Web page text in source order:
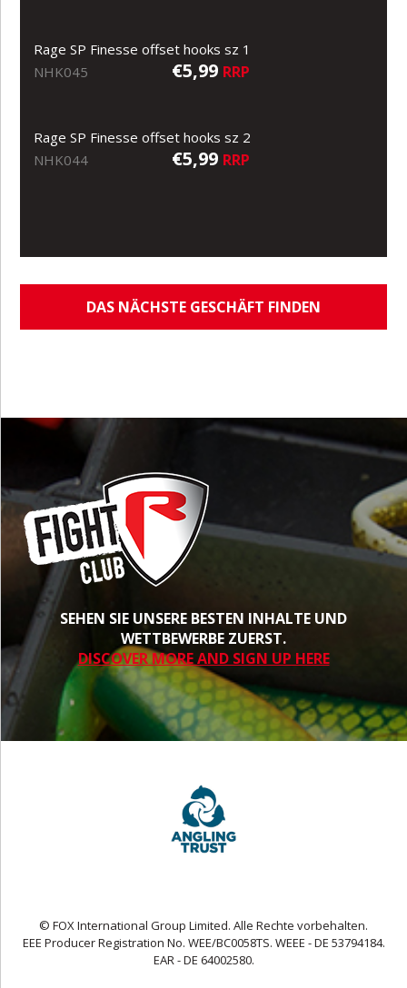
Rage SP Finesse offset hooks sz 1
NHK045
€5,99 RRP
Rage SP Finesse offset hooks sz 2
NHK044
€5,99 RRP
DAS NÄCHSTE GESCHÄFT FINDEN
SEHEN SIE UNSERE BESTEN INHALTE UND
WETTBEWERBE ZUERST.
DISCOVER MORE AND SIGN UP HERE
© FOX International Group Limited. Alle Rechte vorbehalten.
EEE Producer Registration No. WEE/BC0058TS. WEEE - DE 53794184.
EAR - DE 64002580.